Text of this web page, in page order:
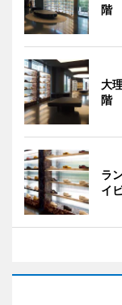
階
大
階
ラ
イ